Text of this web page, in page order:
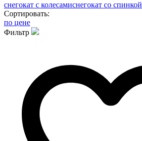
снегокат с колесамиснегокат со спинкой
Сортировать:
по цене
Фильтр